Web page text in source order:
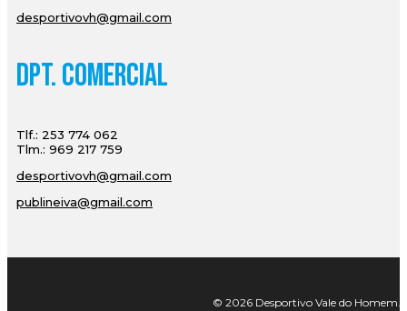
desportivovh@gmail.com
Dpt. Comercial
Tlf.: 253 774 062
Tlm.: 969 217 759
desportivovh@gmail.com
publineiva@gmail.com
© 2026 Desportivo Vale do Homem.